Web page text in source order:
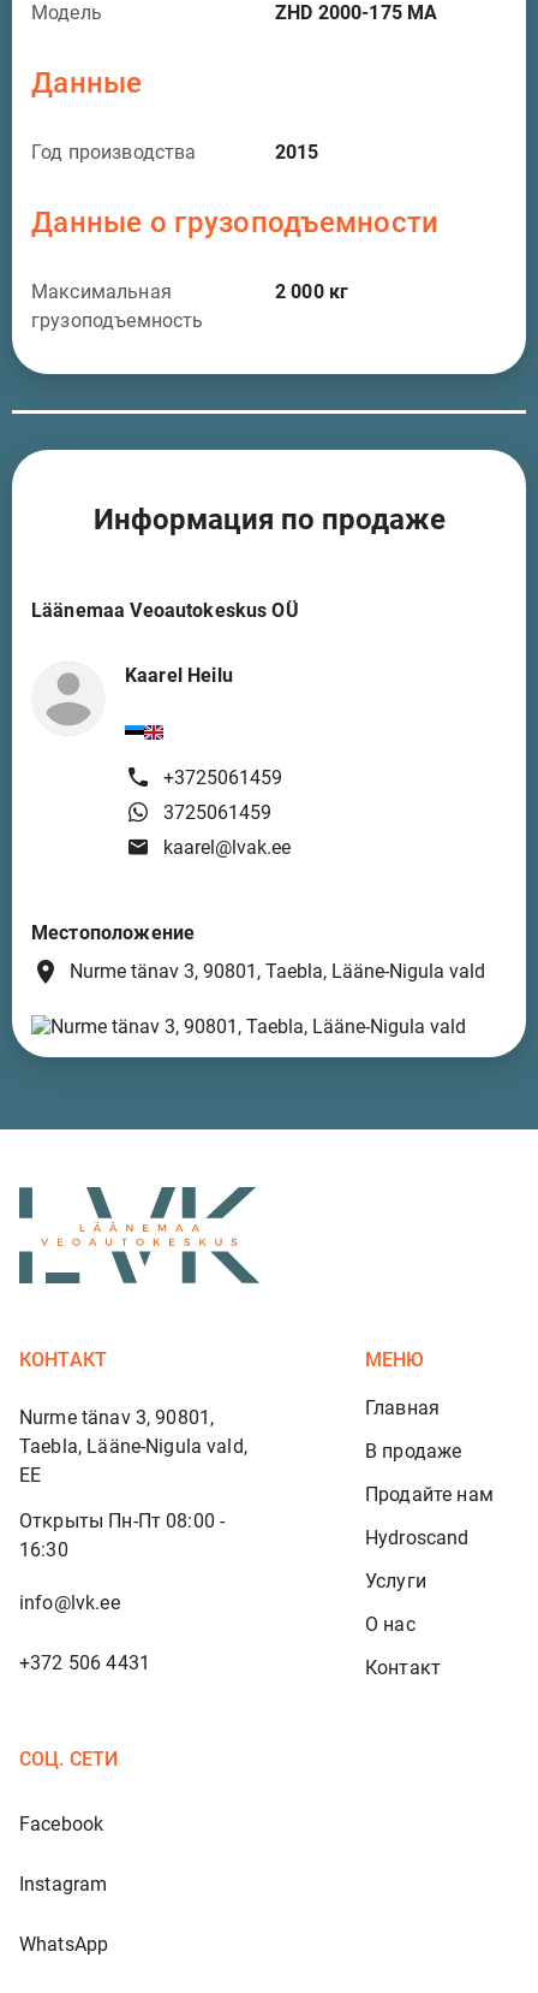
Модель ZHD 2000-175 MA
Данные
Год производства 2015
Данные о грузоподъемности
Максимальная
грузоподъемность
2 000 кг
Информация по продаже
Läänemaa Veoautokeskus OÜ
Kaarel Heilu
+3725061459
3725061459
kaarel@lvak.ee
Местоположение
place Nurme tänav 3, 90801, Taebla, Lääne-Nigula vald
КОНТАКТ
Nurme tänav 3, 90801,
Taebla, Lääne-Nigula vald,
EE
Открыты Пн-Пт 08:00 -
16:30
info@lvk.ee
+372 506 4431
МЕНЮ
Главная
В продаже
Продайте нам
Hydroscand
Услуги
О нас
Контакт
СОЦ. СЕТИ
Facebook
Instagram
WhatsApp